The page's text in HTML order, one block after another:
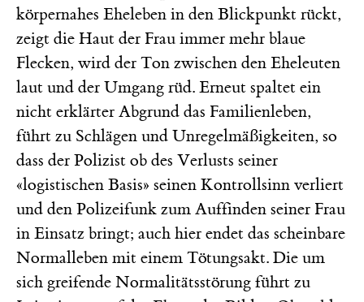
körpernahes Eheleben in den Blickpunkt rückt,
zeigt die Haut der Frau immer mehr blaue
Flecken, wird der Ton zwischen den Eheleuten
laut und der Umgang rüd. Erneut spaltet ein
nicht erklärter Abgrund das Familienleben,
führt zu Schlägen und Unregelmäßigkeiten, so
dass der Polizist ob des Verlusts seiner
«logistischen Basis» seinen Kontrollsinn verliert
und den Polizeifunk zum Auffinden seiner Frau
in Einsatz bringt; auch hier endet das scheinbare
Normalleben mit einem Tötungsakt. Die um
sich greifende Normalitätsstörung führt zu